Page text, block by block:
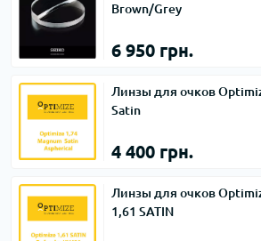
Brown/Grey
6 950 грн.
Линзы для очков
Satin
4 400 грн.
Линзы для очков
1,61 SATIN